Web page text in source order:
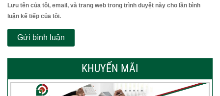
Lưu tên của tôi, email, và trang web trong trình duyệt này cho lần bình
luận kế tiếp của tôi.
KHUYẾN MÃI